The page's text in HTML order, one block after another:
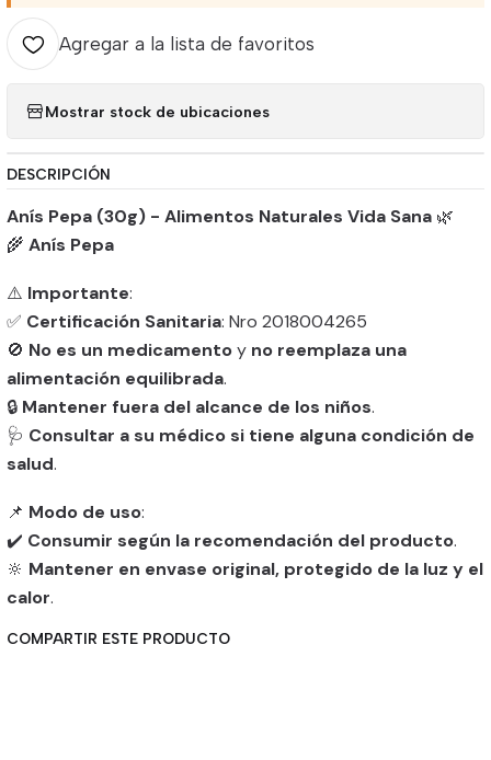
Agregar a la lista de favoritos
Mostrar stock de ubicaciones
DESCRIPCIÓN
Anís Pepa (30g) - Alimentos Naturales Vida Sana 🌿
🌾 Anís Pepa
⚠️ Importante:
✅ Certificación Sanitaria: Nro 2018004265
🚫 No es un medicamentoy no reemplaza una
alimentación equilibrada.
🔒 Mantener fuera del alcance de los niños.
🩺 Consultar a su médico si tiene alguna condición de
salud.
📌 Modo de uso:
✔️ Consumir según la recomendación del producto.
🔆 Mantener en envase original, protegido de la luz y el
calor.
COMPARTIR ESTE PRODUCTO